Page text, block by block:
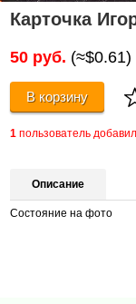
Карточка
50 руб. (≈$0.61)
В корзину
1 пользователь
Описание
Состояние на фото